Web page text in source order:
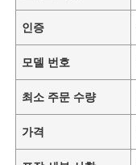
인증
모델 번호
최소 주문 수량
가격